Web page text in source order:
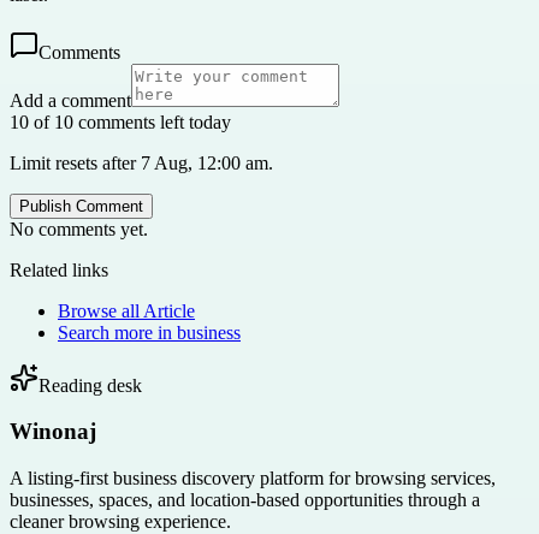
Comments
Add a comment
10 of 10 comments left today
Limit resets after 7 Aug, 12:00 am.
Publish Comment
No comments yet.
Related links
Browse all Article
Search more in business
Reading desk
Winonaj
A listing-first business discovery platform for browsing services,
businesses, spaces, and location-based opportunities through a
cleaner browsing experience.